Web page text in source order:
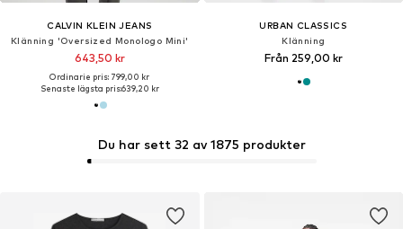
CALVIN KLEIN JEANS
Klänning 'Oversized Monologo Mini'
643,50 kr
Ordinarie pris: 799,00 kr
Senaste lägsta pris:639,20 kr
URBAN CLASSICS
Klänning
Från 259,00 kr
Du har sett 32 av 1875 produkter